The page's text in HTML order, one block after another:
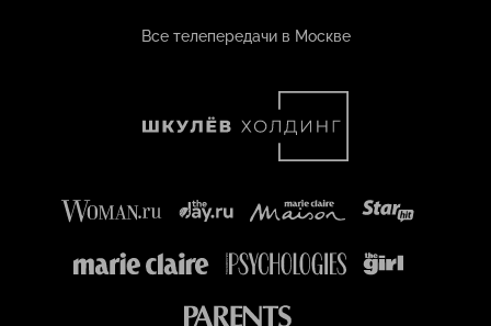
Все телепередачи в Москве